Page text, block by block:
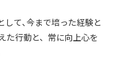
して､今まで培った経験と
た行動と、常に向上心を